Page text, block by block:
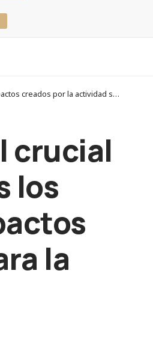
Corresponsables > Entrevistas > ODS 13. “Las empresas desarrollan un papel crucial en el desarrollo sostenible y empleamos los recursos para asegurarnos de que los impactos creados por la actividad son positivos para la sociedad y el medioambiente”
crucial
los
la